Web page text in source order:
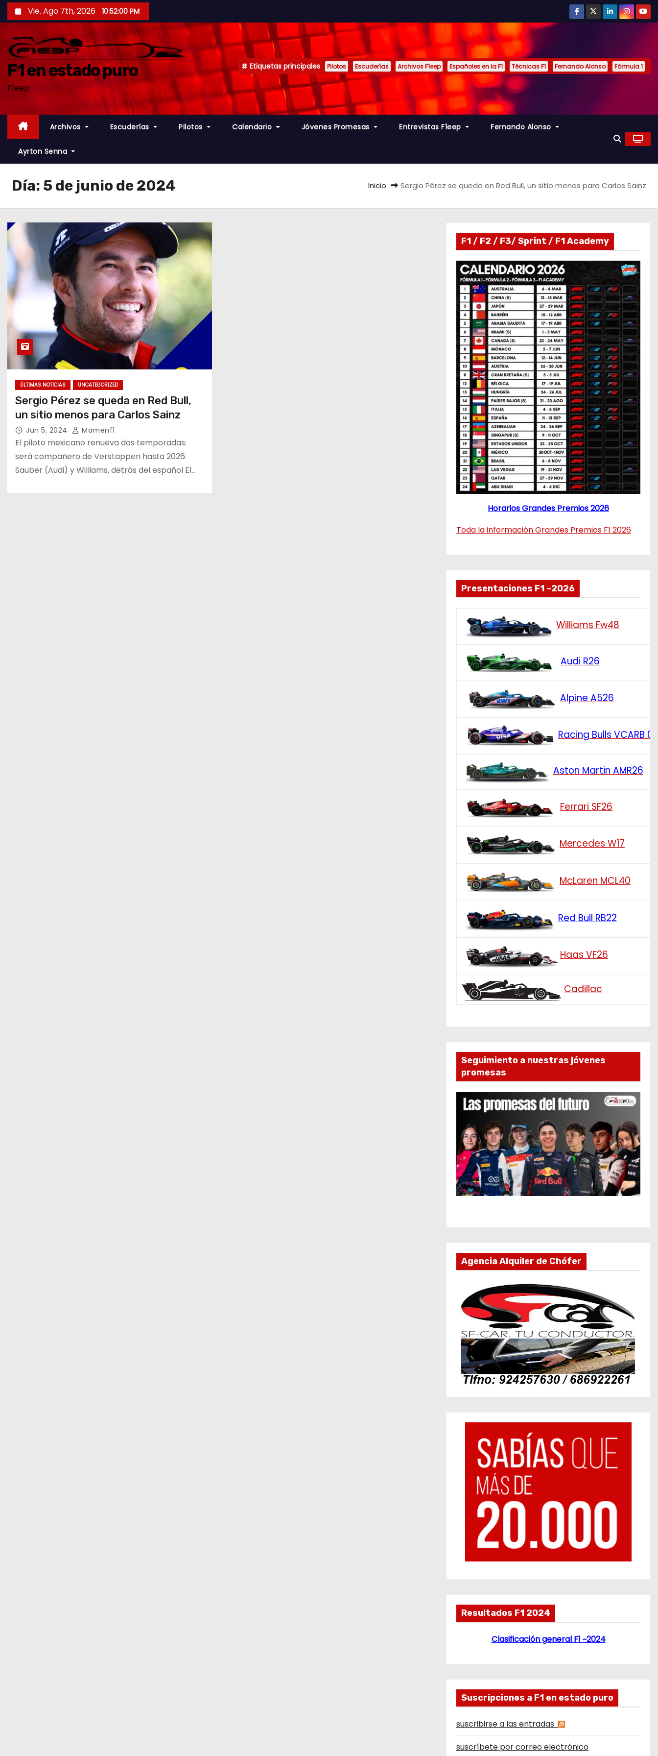
a
c
Vie. Ago 7th, 2026 10:52:01 PM
F1 en estado puro
F1eep
Etiquetas principales Pilotos Escuderías Archivos F1eep Españoles en la F1 Técnicas F1 Fernando Alonso Fórmula 1
Archivos Escuderías Pilotos Calendario Jóvenes Promesas Entrevistas F1eep Fernando Alonso
Ayrton Senna
Día: 5 de junio de 2024 Inicio Sergio Pérez se queda en Red Bull, un sitio menos para Carlos Sainz
ÚLTIMAS NOTICIAS UNCATEGORIZED
Sergio Pérez se queda en Red Bull,
un sitio menos para Carlos Sainz
Jun 5, 2024 Mamenf1
El piloto mexicano renueva dos temporadas:
será compañero de Verstappen hasta 2026.
Sauber (Audi) y Williams, detrás del español El…
F1 / F2 / F3/ Sprint / F1 Academy
Horarios Grandes Premios 2026
Toda la información Grandes Premios F1 2026
Presentaciones F1 ~2026
Williams Fw48
Audi R26
Alpine A526
Racing Bulls VCARB 03
Aston Martin AMR26
Ferrari SF26
Mercedes W17
McLaren MCL40
Red Bull RB22
Haas VF26
Cadillac
Seguimiento a nuestras jóvenes
promesas
Agencia Alquiler de Chófer
Resultados F1 2024
Clasificación general F1 ~2024
Suscripciones a F1 en estado puro
suscribirse a las entradas
suscríbete por correo electrónico